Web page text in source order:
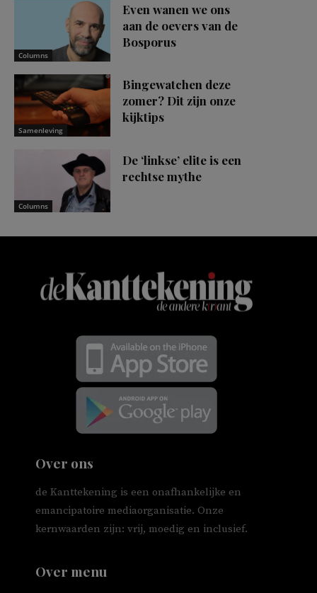
Columns
Even wanen we ons
aan de oevers van de
Bosporus
Samenleving
Bingewatchen deze
zomer? Dit zijn onze
kijktips
Columns
De ‘linkse’ elite is een
rechtse mythe
Over ons
de Kanttekening is een onafhankelijke en
emancipatoire mediaorganisatie. Onze
kernwaarden zijn: vrij, moedig en inclusief.
Over menu